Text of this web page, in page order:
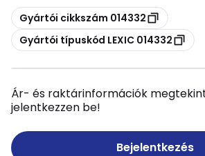
Másolás
Gyártói cikkszám 014332
Másolás
Gyártói típuskód LEXIC 014332
Ár- és raktárinformációk
jelentkezzen be!
Bejelentkezés